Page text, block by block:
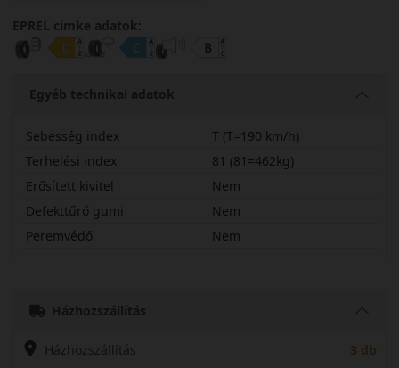
EPREL cimke adatok:
Egyéb technikai adatok
Sebesség index
T (T=190 km/h)
Terhelési index
81 (81=462kg)
Erősített kivitel
Nem
Defekttűrő gumi
Nem
Peremvédő
Nem
Házhozszállítás
Házhozszállítás 3 db